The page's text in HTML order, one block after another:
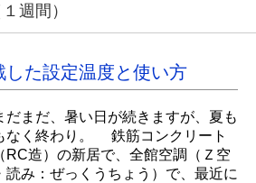
週間）
した設定温度と使い方
まだ、暑い日が続きますが、夏も
なく終わり。 鉄筋コンクリート
RC造）の新居で、全館空調（Ｚ空
読み：ぜっくうちょう）で、最近に